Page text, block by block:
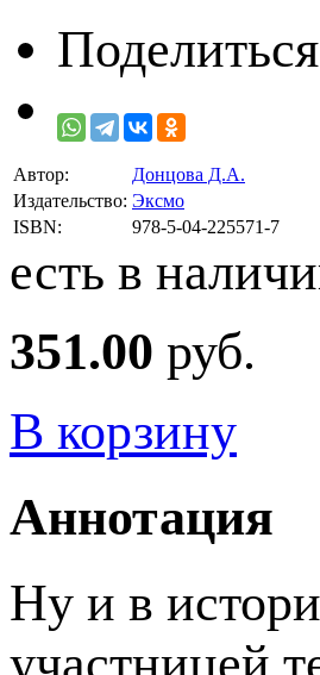
Автор:
Донцова Д.А.
Издательство: Эксмо
ISBN:
978-5-04-225571-7
есть в
351.00 руб.
В корзину
Аннотация
Ну и в